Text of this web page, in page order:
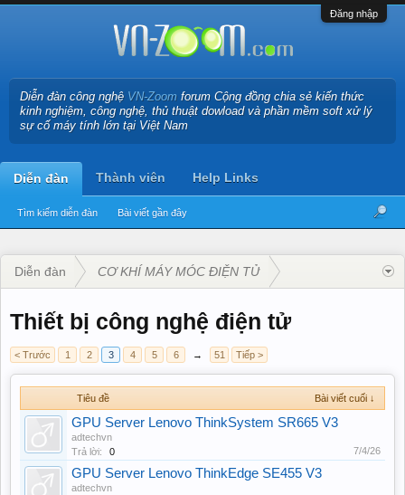
Đăng nhập
Diễn đàn công nghệ VN-Zoom forum Cộng đồng chia sẻ kiến thức
kinh nghiệm, công nghệ, thủ thuật dowload và phần mềm soft xử lý
sự cố máy tính lớn tại Việt Nam
Diễn đàn
Tìm kiếm diễn đàn Bài viết gần đây
Thành viên Help Links
Diễn đàn CƠ KHÍ MÁY MÓC ĐIỆN TỬ
Thiết bị công nghệ điện tử
< Trước 1 2 3 4 5 6 → 51 Tiếp >
Tiêu đề Bài viết cuối ↓
GPU Server Lenovo ThinkSystem SR665 V3
adtechvn
Trả lời:
0 7/4/26
GPU Server Lenovo ThinkEdge SE455 V3
adtechvn